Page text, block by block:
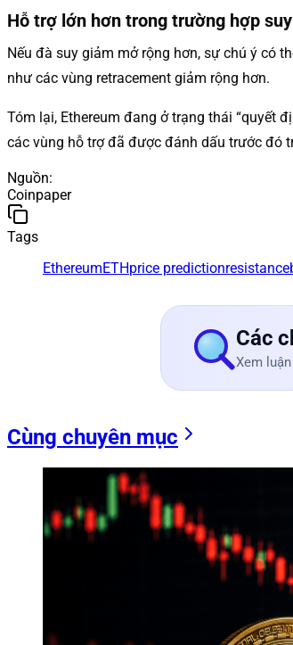
Hỗ trợ lớn hơn trong trường hợp
Nếu đà suy giảm mở rộng hơn, sự chú ý có
như các vùng retracement giảm rộng hơn.
Tóm lại, Ethereum đang ở trạng thái “quyết
các vùng hỗ trợ đã được đánh dấu trước đó
Nguồn:
Coinpaper
Tags
EthereumETHprice predictionresistance
Các
Xem
Cùng chuyên mục